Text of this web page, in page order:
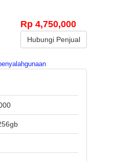
Rp 4,750,000
Hubungi Penjual